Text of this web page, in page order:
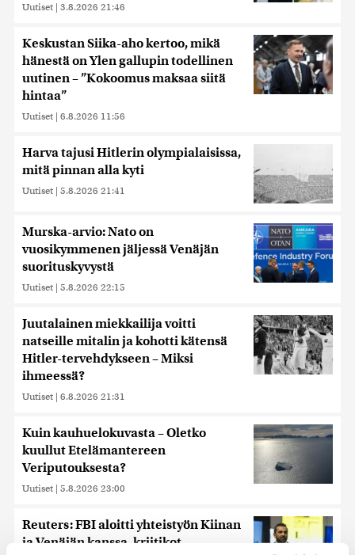
Uutiset | 3.8.2026 21:46
Keskustan Siika-aho kertoo, mikä
hänestä on Ylen gallupin todellinen
uutinen – ”Kokoomus maksaa siitä
hintaa”
Uutiset | 6.8.2026 11:56
Harva tajusi Hitlerin olympialaisissa,
mitä pinnan alla kyti
Uutiset | 5.8.2026 21:41
Murska-arvio: Nato on
vuosikymmenen jäljessä Venäjän
suorituskyvystä
Uutiset | 5.8.2026 22:15
Juutalainen miekkailija voitti
natseille mitalin ja kohotti kätensä
Hitler-tervehdykseen – Miksi
ihmeessä?
Uutiset | 6.8.2026 21:31
Kuin kauhuelokuvasta – Oletko
kuullut Etelämantereen
Veriputouksesta?
Uutiset | 5.8.2026 23:00
Reuters: FBI aloitti yhteistyön Kiinan
ja Venäjän kanssa, kriitikot